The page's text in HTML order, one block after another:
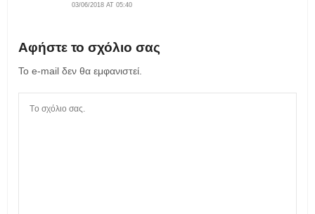
03/06/2018 AT 05:40
Αφήστε το σχόλιο σας
Το e-mail δεν θα εμφανιστεί.